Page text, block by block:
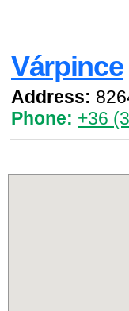
Várpince
Address:
Phone: +36